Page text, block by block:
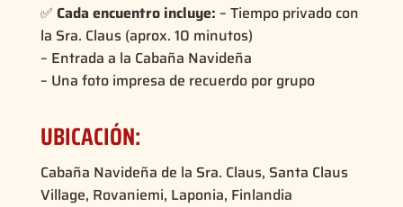
✅ Cada encuentro incluye: – Tiempo privado con
la Sra. Claus (aprox. 10 minutos)
– Entrada a la Cabaña Navideña
– Una foto impresa de recuerdo por grupo
UBICACIÓN:
Cabaña Navideña de la Sra. Claus, Santa Claus
Village, Rovaniemi, Laponia, Finlandia